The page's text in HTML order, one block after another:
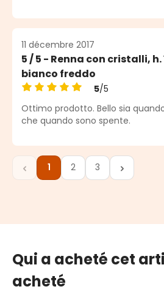
11 décembre 2017
5 / 5 - Renna con cristalli, h.
bianco freddo
Note moyenne de 5 sur 5
5/5
Ottimo prodotto. Bello sia
che quando sono spente.
Page
1 Page
2 Page
3
Qui a acheté cet
acheté